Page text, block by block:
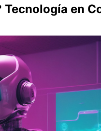
Tecnología en